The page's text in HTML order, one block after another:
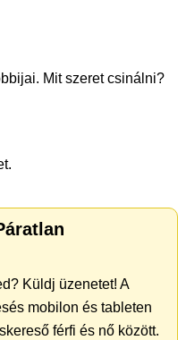
Mit szeret csinálni?
Küldj üzenetet! A
mobilon és tableten
férfi és nő között.